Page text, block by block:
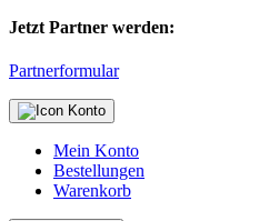
Jetzt Partner werden:
Partnerformular
Mein Konto
Bestellungen
Warenkorb